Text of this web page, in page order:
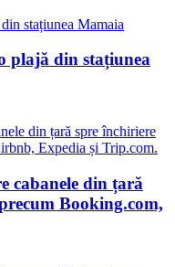
plajă din stațiunea
cabanele din țară
Booking.com,